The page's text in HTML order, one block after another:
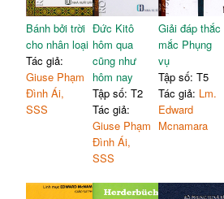
Bánh bởi trời
cho nhân loại
Tác giả:
Giuse Phạm
Đình Ái,
SSS
Đức Kitô
hôm qua
cũng như
hôm nay
Tập số: T2
Tác giả:
Giuse Phạm
Đình Ái,
SSS
Giải đáp thắc
mắc Phụng
vụ
Tập số: T5
Tác giả: Lm.
Edward
Mcnamara